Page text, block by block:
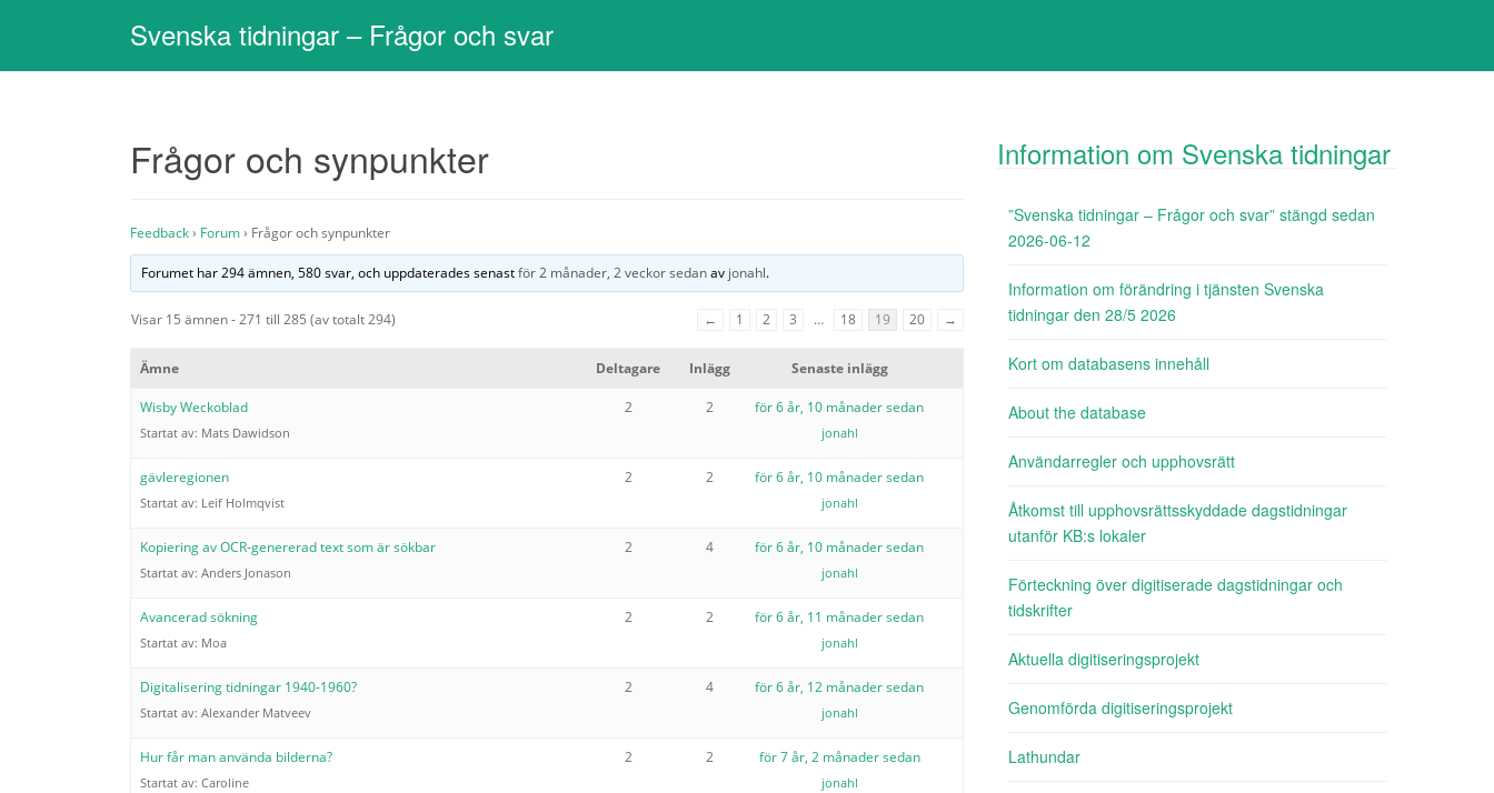
Svenska tidningar – Frågor och svar
Frågor och synpunkter
Feedback› Forum› Frågor och synpunkter
Forumet har 294 ämnen, 580 svar, och uppdaterades senastför 2 månader, 2 veckor sedanav jonahl.
Visar 15 ämnen - 271 till 285 (av totalt 294) ← 1 2 3 … 18 19 20 →
Ämne Deltagare Inlägg Senaste inlägg
Wisby Weckoblad
Startat av: Mats Dawidson
2 2 för 6 år, 10 månader sedan
jonahl
gävleregionen
Startat av: Leif Holmqvist
2 2 för 6 år, 10 månader sedan
jonahl
Kopiering av OCR-genererad text som är sökbar
Startat av: Anders Jonason
2 4 för 6 år, 10 månader sedan
jonahl
Avancerad sökning
Startat av: Moa
2 2 för 6 år, 11 månader sedan
jonahl
Digitalisering tidningar 1940-1960?
Startat av: Alexander Matveev
2 4 för 6 år, 12 månader sedan
jonahl
Hur får man använda bilderna?
Startat av: Caroline
2 2 för 7 år, 2 månader sedan
jonahl
Information om Svenska tidningar
”Svenska tidningar – Frågor och svar” stängd sedan
2026-06-12
Information om förändring i tjänsten Svenska
tidningar den 28/5 2026
Kort om databasens innehåll
About the database
Användarregler och upphovsrätt
Åtkomst till upphovsrättsskyddade dagstidningar
utanför KB:s lokaler
Förteckning över digitiserade dagstidningar och
tidskrifter
Aktuella digitiseringsprojekt
Genomförda digitiseringsprojekt
Lathundar